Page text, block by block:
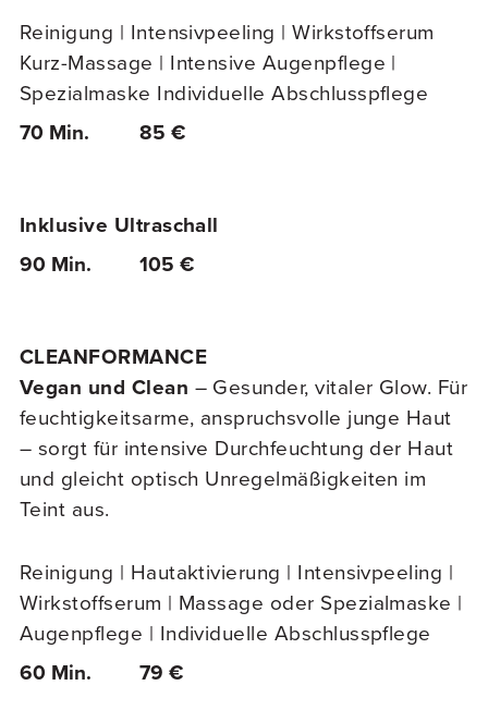
Reinigung | Intensivpeeling | Wirkstoffserum
Kurz-Massage | Intensive Augenpflege |
Spezialmaske Individuelle Abschlusspflege
70 Min.
85 €
Inklusive Ultraschall
90 Min.
105 €
CLEANFORMANCE
Vegan und Clean – Gesunder, vitaler Glow. Für
feuchtigkeitsarme, anspruchsvolle junge Haut
– sorgt für intensive Durchfeuchtung der Haut
und gleicht optisch Unregelmäßigkeiten im
Teint aus.
Reinigung | Hautaktivierung | Intensivpeeling |
Wirkstoffserum | Massage oder Spezialmaske |
Augenpflege | Individuelle Abschlusspflege
60 Min.
79 €